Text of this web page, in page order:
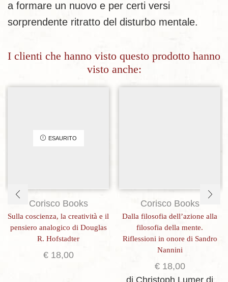
a formare un nuovo e per certi versi
sorprendente ritratto del disturbo mentale.
I clienti che hanno visto questo prodotto hanno
visto anche:
ESAURITO
Corisco Books
Sulla coscienza, la creatività e il
pensiero analogico di Douglas
R. Hofstadter
€18,00
Corisco Books
Dalla filosofia dell’azione alla
filosofia della mente.
Riflessioni in onore di Sandro
Nannini
€18,00
di Christoph Lumer di